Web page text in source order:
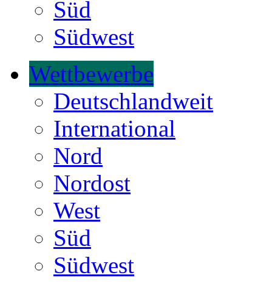
Süd
Südwest
Wettbewerbe
Deutschlandweit
International
Nord
Nordost
West
Süd
Südwest